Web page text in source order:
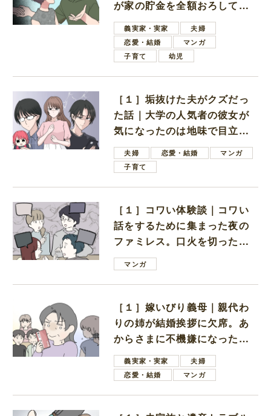
が家の貯金を全額おろしてほ
しいと言ってきた
義実家・実家
夫婦
恋愛・結婚
マンガ
子育て
幼児
［１］垢抜けた夫がクズだっ
た話｜大学の人気者の彼女が
気になったのは地味で目立た
ない男子学生
夫婦 恋愛・結婚
マンガ
子育て
［１］コワい体験談｜コワい
話をするために集まった夜の
ファミレス。口火を切ったの
は電車好きの男の子ママ
マンガ
［１］嫁いびり義母｜親代わ
りの姉が結婚挨拶に欠席。あ
からさまに不機嫌になった義
母義実家・実家
夫婦
恋愛・結婚
マンガ